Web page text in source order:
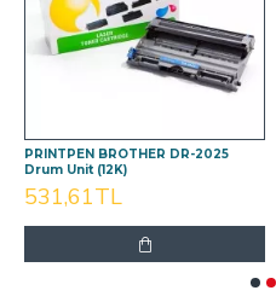
PRINTPEN BROTHER DR-2025
Drum Unit (12K)
531,61TL